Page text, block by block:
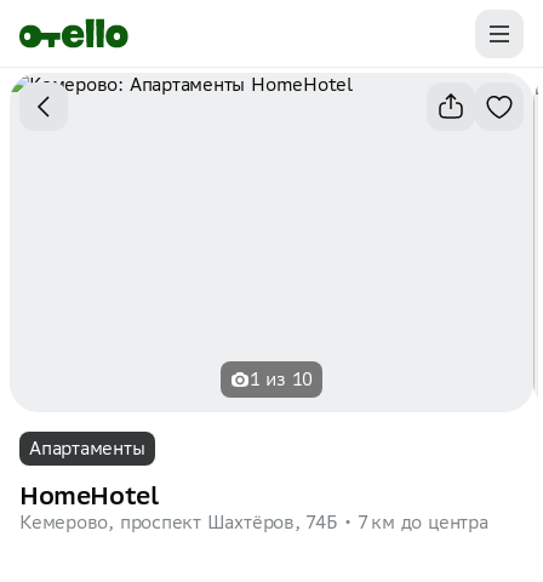
Промокоды на первую бронь уже ваши.
Забирайте выгоду
1 из 10
Апартаменты
HomeHotel
Кемерово, проспект Шахтёров, 74Б 7 км до центра